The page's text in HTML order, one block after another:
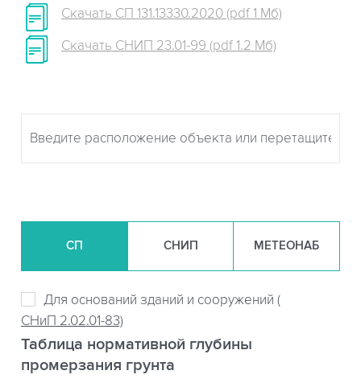
Скачать СП 131.13330.2020 (pdf 1 Мб)
Скачать СНИП 23.01-99 (pdf 1.2 Мб)
СП СНИП МЕТЕОНАБ
Для оснований зданий и сооружений (
СНиП 2.02.01-83)
Таблица нормативной глубины
промерзания грунта